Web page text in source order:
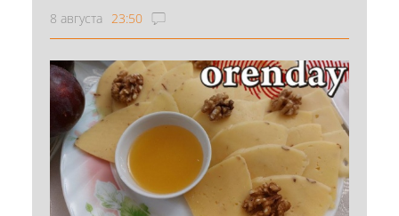
8 августа 23:50